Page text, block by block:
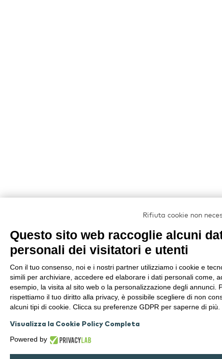
Rifiuta cookie non
Questo sito web raccoglie alcuni
personali dei visitatori e utenti
Con il tuo consenso, noi e i nostri partner utilizziamo i cookie e
simili per archiviare, accedere ed elaborare i dati personali come,
esempio, la visita al sito web o la personalizzazione degli annunci.
rispettiamo il tuo diritto alla privacy, è possibile scegliere di non
alcuni tipi di cookie. Clicca su preferenze GDPR per saperne di più.
Visualizza la Cookie Policy Completa
Powered by